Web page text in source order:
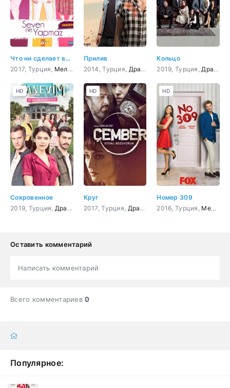
Что ни сделает влюбленный
2017, Турция, Мелодрама ,Комедия
Прилив
2014, Турция, Драма Мелодрама ,Комедия
Кольцо
2019, Турция, Драма
Сокровенное
2019, Турция, Драма
HD
Круг
2017, Турция, Драма криминал ,Боевик
HD
Номер 309
2016, Турция, Мелодрама
HD
Оставить комментарий
Написать комментарий
Всего комментариев0
Популярное: